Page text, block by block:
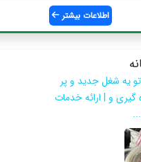
اطلاعات بیشتر
تو یه شغل جدید و پر
و | ارائه خدمات